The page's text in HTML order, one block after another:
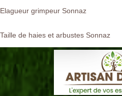
Elagueur grimpeur Sonnaz
Taille de haies et arbustes Sonnaz